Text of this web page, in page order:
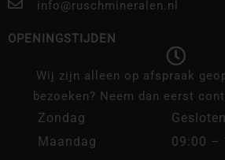
info@ruschmineralen.nl
OPENINGSTIJDEN
Wij zijn alleen op afspraak
bezoeken? Neem dan eerst
Zondag
Gesloten
Maandag
09:00 –